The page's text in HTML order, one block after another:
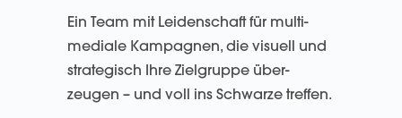
Ein Team mit Leiden­schaft für multi­
mediale Kam­pagnen, die visuell und
strate­gisch Ihre Ziel­gruppe über­
zeugen – und voll ins Schwarze treffen.